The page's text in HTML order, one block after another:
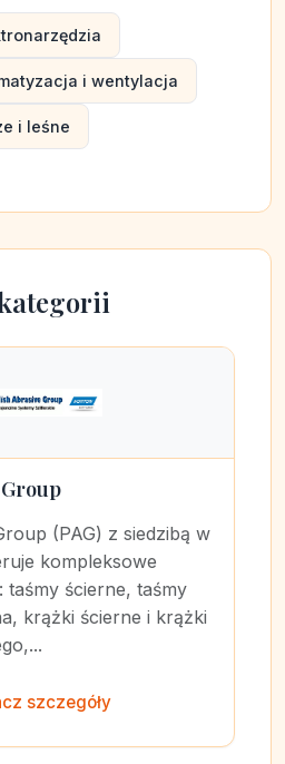
i wentylacja
i leśne
(PAG) z siedzibą w
kompleksowe
taśmy ścierne, taśmy
krążki ścierne i krążki
szczegóły